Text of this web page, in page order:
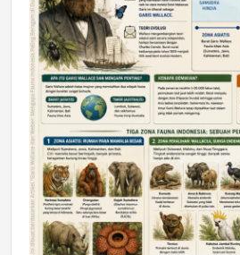
Jumat, 10 Jul 2026 19:01